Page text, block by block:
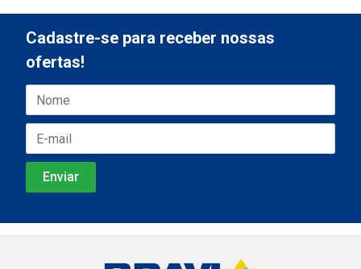
Cadastre-se para receber nossas
ofertas!